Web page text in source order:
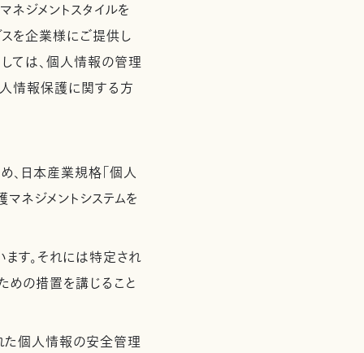
ネジメントスタイルを
スを企業様にご提供し
ては、個人情報の管理
人情報保護に関する方
、日本産業規格「個人
ネジメントシステムを
す。それには特定され
の措置を講じること
た個人情報の安全管理